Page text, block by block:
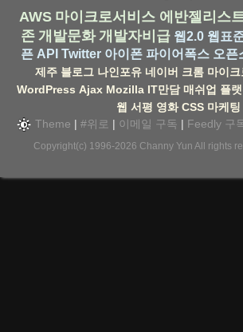
AWS 마이크로서비스 에반젤리스
존 개발문화 개발자비급 웹2.0 웹표
픈 API Twitter 아이폰 파이어폭스 오픈
제주 블로그 나인포유 네이버 크롬 마이
WordPress Ajax Mozilla IT만담 매쉬업 플
웹 서평 영화 CSS 마케팅
Theme | #위로 | 이메일 구독 | Feedly 구
Copyright(c) 1996-2026 Channy Yun All rights